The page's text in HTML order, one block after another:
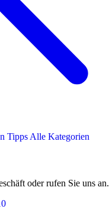
Tipps Alle Kategorien
oder rufen Sie uns an.